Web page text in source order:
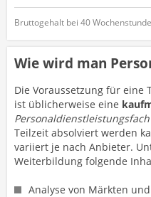
Bruttogehalt bei 40
Wie wird man
Die Voraussetzung für eine
ist üblicherweise eine
Teilzeit absolviert werden
variiert je nach Anbieter.
Weiterbildung folgende
Analyse von Märkten